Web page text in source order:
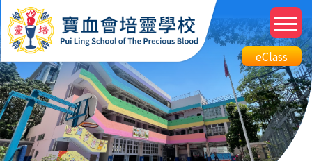
移至主內容
Top
eClass
Btn
eClass